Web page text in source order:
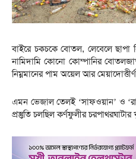
বাইরে চকচকে বোতল, লেবেলে
নামিদামি কোনো কোম্পানির
নিম্নমানের পাম অয়েল আর
এমন ভেজাল তেলই ‘সাফওয়ান’ ও
প্রস্তুতি চলছিল কর্ণফুলীর